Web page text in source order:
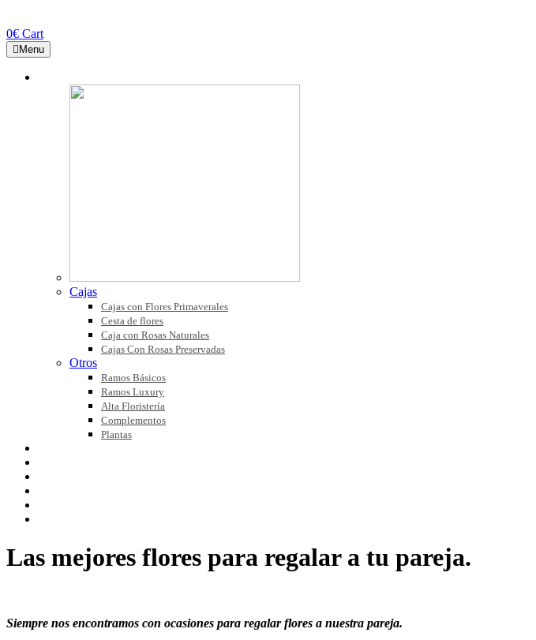
0€ Cart
Menu
Cajas
Cajas con Flores Primaverales
Cesta de flores
Caja con Rosas Naturales
Cajas Con Rosas Preservadas
Otros
Ramos Básicos
Ramos Luxury
Alta Floristería
Complementos
Plantas
Las mejores flores para regalar a tu pareja.
Siempre nos encontramos con ocasiones para regalar flores a nuestra pareja.